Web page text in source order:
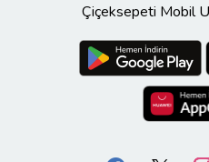
Çiçeksepeti Mobil